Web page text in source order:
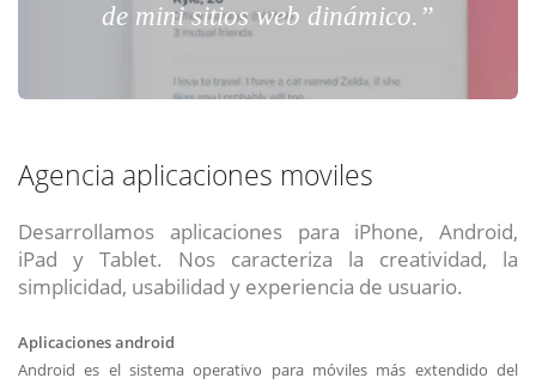
de mini sitios web dinámico.”
Agencia aplicaciones moviles
Desarrollamos aplicaciones para iPhone, Android,
iPad y Tablet. Nos caracteriza la creatividad, la
simplicidad, usabilidad y experiencia de usuario.
Aplicaciones android
Android es el sistema operativo para móviles más extendido del